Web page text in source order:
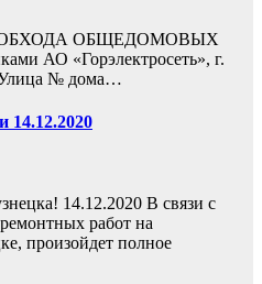
ОБХОДА ОБЩЕДОМОВЫХ
АО «Горэлектросеть», г.
Улица № дома…
14.12.2020
14.12.2020 В связи с
работ на
произойдет полное